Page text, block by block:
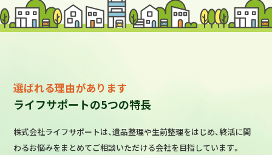
選ばれる理由があります
ライフサポートの5つの特長
株式会社ライフサポートは、遺品整理や生前整理をはじめ、終活に関
わるお悩みをまとめてご相談いただける会社を目指しています。